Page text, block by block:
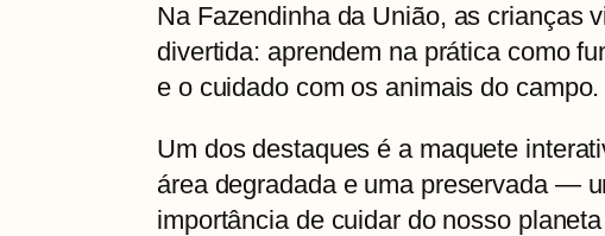
Na Fazendinha da União, as crianças
divertida: aprendem na prática como
e o cuidado com os animais do
Um dos destaques é a maquete
área degradada e uma preservada —
importância de cuidar do nosso